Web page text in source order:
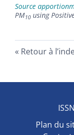
Source
PM10 using
Retour à
Plan du